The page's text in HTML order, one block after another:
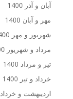
آبان و آذر 1400
مهر و آبان 1400
شهریور و مهر 1400
مرداد و شهریور 1400
تیر و مرداد 1400
خرداد و تیر 1400
اردیبهشت و خرداد 1400